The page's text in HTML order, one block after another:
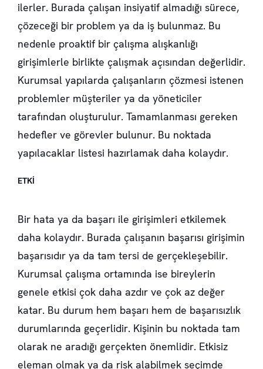
ilerler. Burada çalışan insiyatif almadığı sürece,
çözeceği bir problem ya da iş bulunmaz. Bu
nedenle proaktif bir çalışma alışkanlığı
girişimlerle birlikte çalışmak açısından değerlidir.
Kurumsal yapılarda çalışanların çözmesi istenen
problemler müşteriler ya da yöneticiler
tarafından oluşturulur. Tamamlanması gereken
hedefler ve görevler bulunur. Bu noktada
yapılacaklar listesi hazırlamak daha kolaydır.
ETKİ
Bir hata ya da başarı ile girişimleri etkilemek
daha kolaydır. Burada çalışanın başarısı girişimin
başarısıdır ya da tam tersi de gerçekleşebilir.
Kurumsal çalışma ortamında ise bireylerin
genele etkisi çok daha azdır ve çok az değer
katar. Bu durum hem başarı hem de başarısızlık
durumlarında geçerlidir. Kişinin bu noktada tam
olarak ne aradığı gerçekten önemlidir. Etkisiz
eleman olmak ya da risk alabilmek seçimde